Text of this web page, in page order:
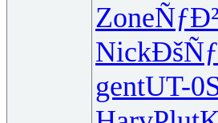
Zone
Nick
gentUT-0